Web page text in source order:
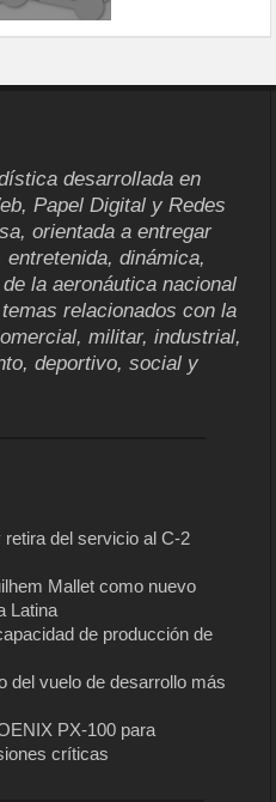
desarrollada en
Papel Digital y Redes
orientada a entregar
dinámica,
la aeronáutica nacional
relacionados con la
militar, industrial,
deportivo, social y
del servicio al C-2
Mallet como nuevo
Latina
de producción de
del vuelo de desarrollo más
PX-100 para
críticas